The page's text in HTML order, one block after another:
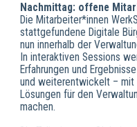
Nachmittag: offene
Die Mitarbeiter*innen
stattgefundene Digitale
nun innerhalb der
In interaktiven Sessions
Erfahrungen und
und weiterentwickelt – mit
Lösungen für den
machen.